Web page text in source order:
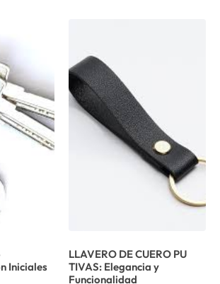
Iniciales
LLAVERO DE CUERO PU
TIVAS: Elegancia y
Funcionalidad